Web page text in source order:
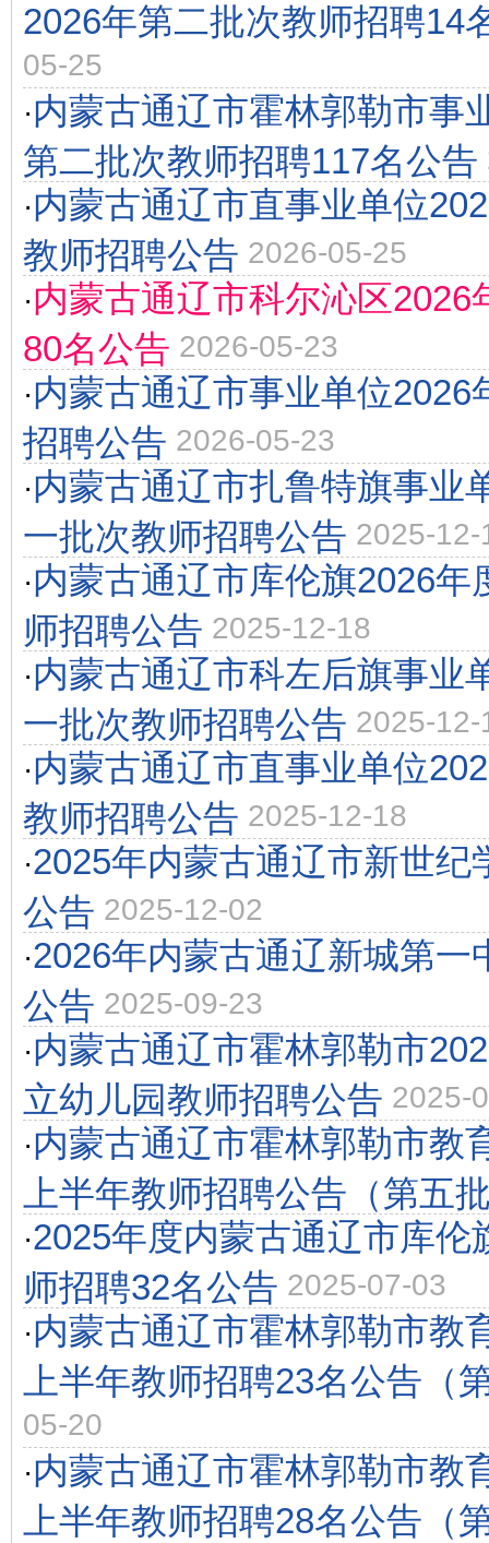
2026年第二批次教师招聘14
05-25
·内蒙古通辽市霍林郭勒市事
第二批次教师招聘117名公告
·内蒙古通辽市直事业单位
教师招聘公告 2026-05-25
·内蒙古通辽市科尔沁区2026
80名公告 2026-05-23
·内蒙古通辽市事业单位2026
招聘公告 2026-05-23
·内蒙古通辽市扎鲁特旗事业
一批次教师招聘公告 2025-12-
·内蒙古通辽市库伦旗2026年
师招聘公告 2025-12-18
·内蒙古通辽市科左后旗事业
一批次教师招聘公告 2025-12-
·内蒙古通辽市直事业单位
教师招聘公告 2025-12-18
·2025年内蒙古通辽市新世纪
公告 2025-12-02
·2026年内蒙古通辽新城第一
公告 2025-09-23
·内蒙古通辽市霍林郭勒市
立幼儿园教师招聘公告 2025-
·内蒙古通辽市霍林郭勒市教
上半年教师招聘公告（第五
·2025年度内蒙古通辽市库伦
师招聘32名公告 2025-07-03
·内蒙古通辽市霍林郭勒市教
上半年教师招聘23名公告（
05-20
·内蒙古通辽市霍林郭勒市教
上半年教师招聘28名公告（